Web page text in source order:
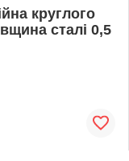
круглого
сталі 0,5